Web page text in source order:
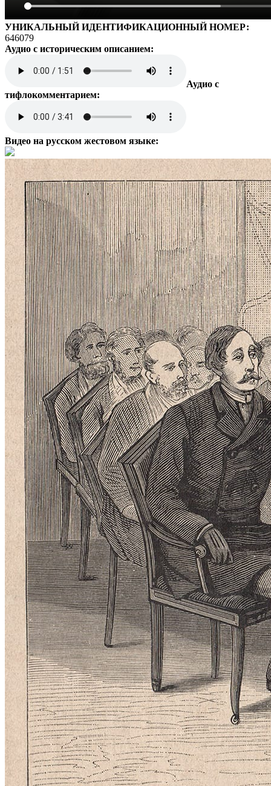
УНИКАЛЬНЫЙ ИДЕНТИФИКАЦИОННЫЙ НОМЕР:
646079
Аудио с историческим описанием:
Аудио с
тифлокомментарием:
Видео на русском жестовом языке: